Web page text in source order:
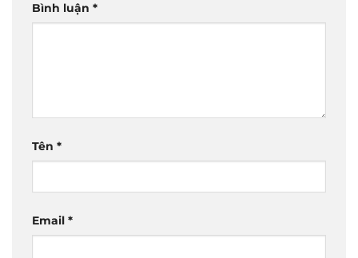
Bình luận *
Tên *
Email *